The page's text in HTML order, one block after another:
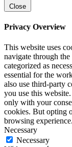
Close
Privacy Overview
This website uses
navigate through
categorized as
essential for the
also use third-party
you use this
only with your
cookies. But opting
browsing experience.
Necessary
Necessary